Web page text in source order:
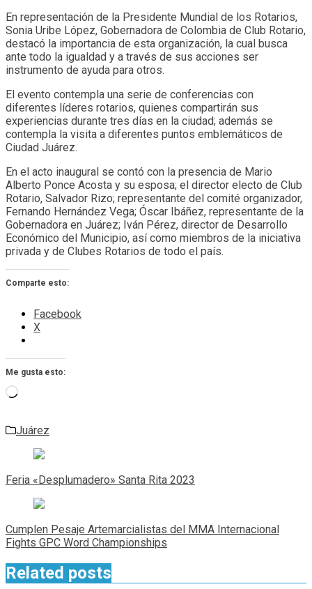
En representación de la Presidente Mundial de los Rotarios,
Sonia Uribe López, Gobernadora de Colombia de Club Rotario,
destacó la importancia de esta organización, la cual busca
ante todo la igualdad y a través de sus acciones ser
instrumento de ayuda para otros.
El evento contempla una serie de conferencias con
diferentes líderes rotarios, quienes compartirán sus
experiencias durante tres días en la ciudad; además se
contempla la visita a diferentes puntos emblemáticos de
Ciudad Juárez.
En el acto inaugural se contó con la presencia de Mario
Alberto Ponce Acosta y su esposa; el director electo de Club
Rotario, Salvador Rizo; representante del comité organizador,
Fernando Hernández Vega; Óscar Ibáñez, representante de la
Gobernadora en Juárez; Iván Pérez, director de Desarrollo
Económico del Municipio, así como miembros de la iniciativa
privada y de Clubes Rotarios de todo el país.
Comparte esto:
Facebook
X
Me gusta esto:
Cargando...
Juárez
Navegación
de
entradas
Feria «Desplumadero» Santa Rita 2023
Cumplen Pesaje Artemarcialistas del MMA Internacional
Fights GPC Word Championships
Related posts